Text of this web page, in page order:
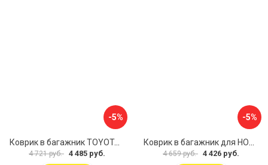
-5%
Коврик в багажник TOYOTA Land Cruiser 200, 2012- 5 мест, внед. ELEMENT CARTYT00010
4 721 руб. 4 485 руб.
-5%
Коврик в багажник для HONDA CR-V 2017- г.в., кроссовер, верхний ELEMENT ELEMENT1840B13
4 659 руб. 4 426 руб.